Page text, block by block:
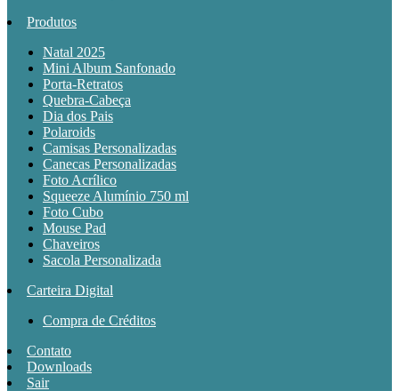
Produtos
Natal 2025
Mini Album Sanfonado
Porta-Retratos
Quebra-Cabeça
Dia dos Pais
Polaroids
Camisas Personalizadas
Canecas Personalizadas
Foto Acrílico
Squeeze Alumínio 750 ml
Foto Cubo
Mouse Pad
Chaveiros
Sacola Personalizada
Carteira Digital
Compra de Créditos
Contato
Downloads
Sair